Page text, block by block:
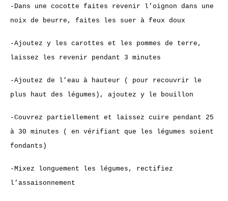
-Dans une cocotte faites revenir l’oignon dans une
noix de beurre, faites les suer à feux doux
-Ajoutez y les carottes et les pommes de terre,
laissez les revenir pendant 3 minutes
-Ajoutez de l’eau à hauteur ( pour recouvrir le
plus haut des légumes), ajoutez y le bouillon
-Couvrez partiellement et laissez cuire pendant 25
à 30 minutes ( en vérifiant que les légumes soient
fondants)
-Mixez longuement les légumes, rectifiez
l’assaisonnement